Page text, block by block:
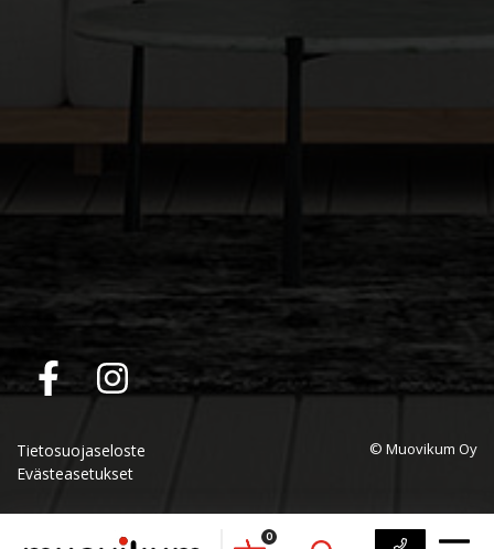
0
Tietosuojaseloste
Evästeasetukset
© Muovikum Oy